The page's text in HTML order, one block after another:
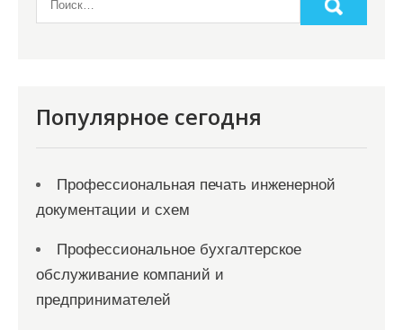
Популярное сегодня
Профессиональная печать инженерной
документации и схем
Профессиональное бухгалтерское
обслуживание компаний и
предпринимателей